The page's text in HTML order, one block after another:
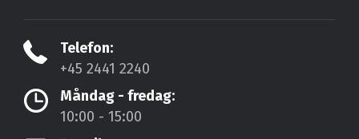
Telefon:
+45 2441 2240
Måndag - fredag:
10:00 - 15:00